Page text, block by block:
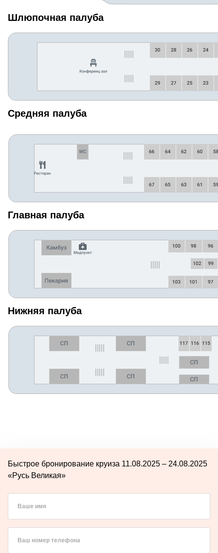
Шлюпочная палуба
Средняя палуба
Главная палуба
Нижняя палуба
Быстрое бронирование круиза 11.08.2025 – 24.08.2025
«Русь Великая»
Ваше имя
Ваш номер телефона